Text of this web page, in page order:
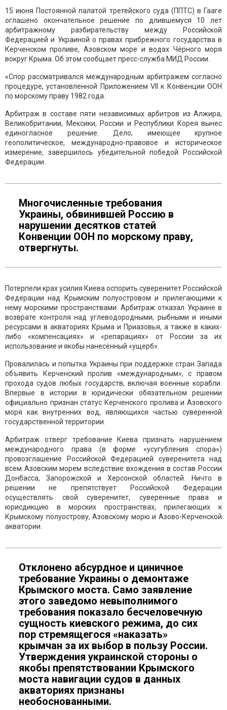
15 июня Постоянной палатой третейского суда (ППТС) в Гааге
оглашено окончательное решение по длившемуся 10 лет
арбитражному разбирательству между Российской
Федерацией и Украиной о правах прибрежного государства в
Керченском проливе, Азовском море и водах Чёрного моря
вокруг Крыма. Об этом сообщает пресс-служба МИД России.
«Спор рассматривался международным арбитражем согласно
процедуре, установленной Приложением VII к Конвенции ООН
по морскому праву 1982 года.
Арбитраж в составе пяти независимых арбитров из Алжира,
Великобритании, Мексики, России и Республики Корея вынес
единогласное решение. Дело, имеющее крупное
геополитическое, международно-правовое и историческое
измерение, завершилось убедительной победой Российской
Федерации.
Многочисленные требования
Украины, обвинившей Россию в
нарушении десятков статей
Конвенции ООН по морскому праву,
отвергнуты.
Потерпели крах усилия Киева оспорить суверенитет Российской
Федерации над Крымским полуостровом и прилегающими к
нему морскими пространствами. Арбитраж отказал Украине в
возврате контроля над углеводородными, рыбными и иными
ресурсами в акваториях Крыма и Приазовья, а также в каких-
либо «компенсациях» и «репарациях» от России за их
использование и якобы нанесённый «ущерб».
Провалилась и попытка Украины при поддержке стран Запада
объявить Керченский пролив «международным», с правом
прохода судов любых государств, включая военные корабли.
Впервые в истории в юридически обязательном решении
официально признан статус Керченского пролива и Азовского
моря как внутренних вод, являющихся частью суверенной
государственной территории.
Арбитраж отверг требование Киева признать нарушением
международного права (в форме «усугубления спора»)
провозглашение Российской Федерацией суверенитета над
всем Азовским морем вследствие вхождения в состав России
Донбасса, Запорожской и Херсонской областей. Ничто в
решении не препятствует Российской Федерации
осуществлять свой суверенитет, суверенные права и
юрисдикцию в морских пространствах, прилегающих к
Крымскому полуострову, Азовскому морю и Азово-Керченской
акватории.
Отклонено абсурдное и циничное
требование Украины о демонтаже
Крымского моста. Само заявление
этого заведомо невыполнимого
требования показало бесчеловечную
сущность киевского режима, до сих
пор стремящегося «наказать»
крымчан за их выбор в пользу России.
Утверждения украинской стороны о
якобы препятствовании Крымского
моста навигации судов в данных
акваториях признаны
необоснованными.